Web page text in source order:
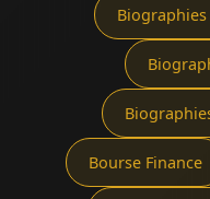
Bourse Finance